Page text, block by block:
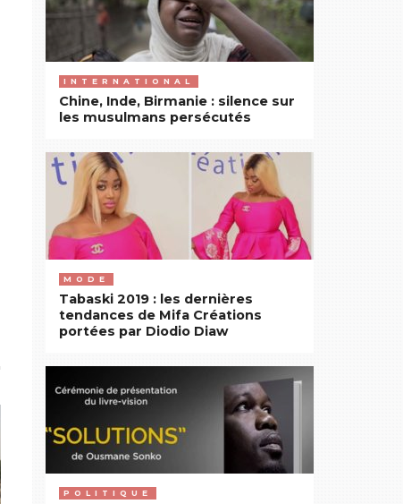
INTERNATIONAL
Chine, Inde, Birmanie : silence sur
les musulmans persécutés
MODE
Tabaski 2019 : les dernières
tendances de Mifa Créations
portées par Diodio Diaw
POLITIQUE